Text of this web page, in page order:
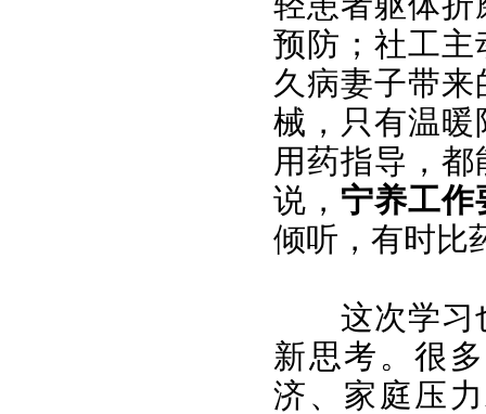
预防；社工
久病妻子带
械，只有温
用药指导，
说， 宁养工作
倾听，有时比
这次学习
新思考。很
济、家庭压